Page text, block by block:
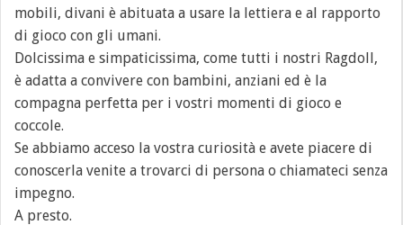
mobili, divani è abituata a usare la lettiera e al rapporto
di gioco con gli umani.
Dolcissima e simpaticissima, come tutti i nostri Ragdoll,
è adatta a convivere con bambini, anziani ed è la
compagna perfetta per i vostri momenti di gioco e
coccole.
Se abbiamo acceso la vostra curiosità e avete piacere di
conoscerla venite a trovarci di persona o chiamateci senza
impegno.
A presto.